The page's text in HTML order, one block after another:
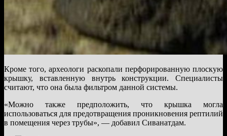
Кроме того, археологи раскопали перфорированную плоскую
крышку, вставленную внутрь конструкции. Специалисты
считают, что она была фильтром данной системы.
«Можно также предположить, что крышка могла
использоваться для предотвращения проникновения рептилий
в помещения через трубы», — добавил Сиванатдам.